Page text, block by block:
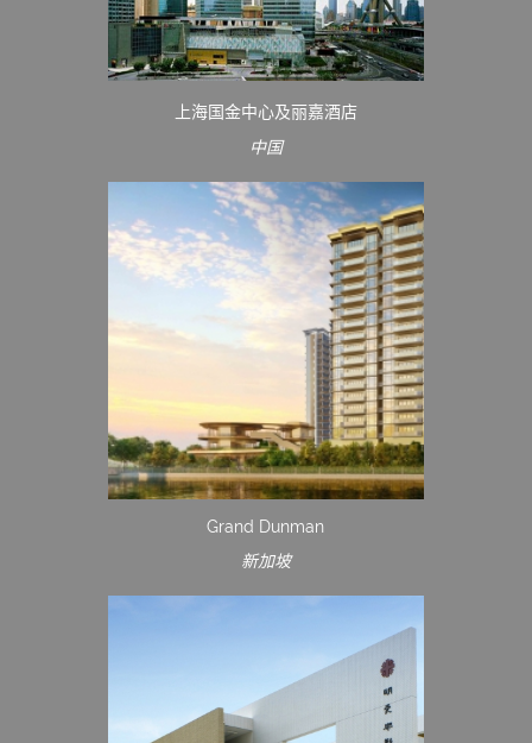
上海国金中心及丽嘉酒店
中国
Grand Dunman
新加坡